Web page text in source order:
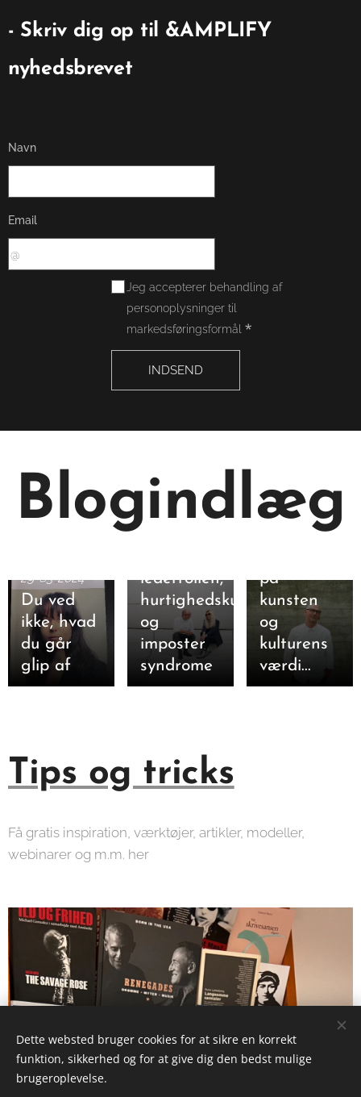
- Skriv dig op til &AMPLIFY
nyhedsbrevet
Navn
Email
Jeg accepterer behandling af
personoplysninger til
markedsføringsformål
INDSEND
Blogindlæg
29-03-2024
Du ved
ikke, hvad
du går
glip af
23-09-2023
lederrollen,
hurtighedskultur
og
imposter
syndrome
23-08-2023
på
kunsten
og
kulturens
værdi...
Tips og tricks
Få gratis inspiration, værktøjer, artikler, modeller,
webinarer og m.m. her
Dette websted bruger cookies for at sikre en korrekt
funktion, sikkerhed og for at give dig den bedst mulige
brugeroplevelse.